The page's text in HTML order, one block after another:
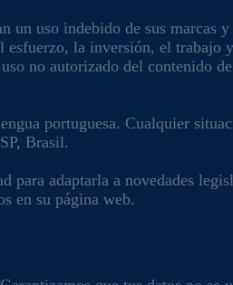
un uso indebido de sus marcas
la inversión, el trabajo
no autorizado del contenido
portuguesa. Cualquier
Brasil.
adaptarla a novedades
en su página web.